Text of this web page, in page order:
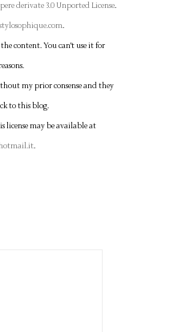
derivate 3.0 Unported License.
.
content. You can't use it for
my prior consense and they
to this blog.
license may be available at
.